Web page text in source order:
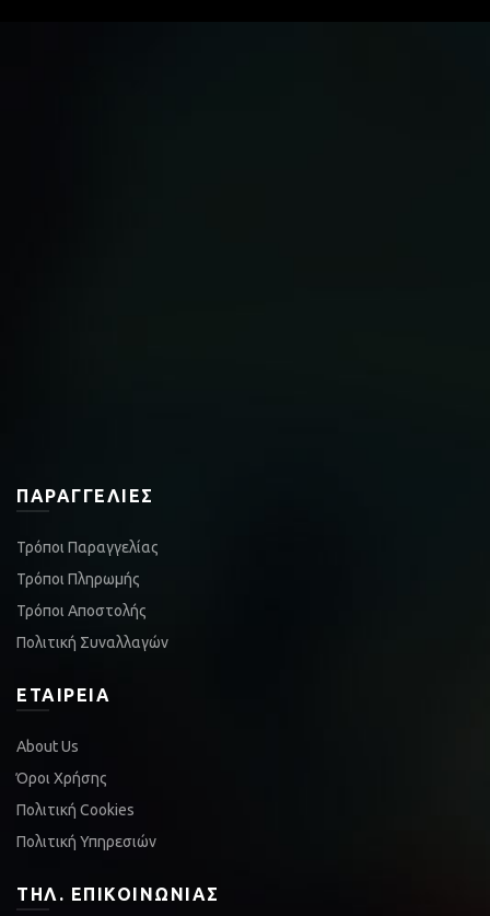
ΠΑΡΑΓΓΕΛΊΕΣ
Τρόποι Παραγγελίας
Τρόποι Πληρωμής
Τρόποι Αποστολής
Πολιτική Συναλλαγών
ΕΤΑΙΡΕΊΑ
About Us
Όροι Χρήσης
Πολιτική Cookies
Πολιτική Υπηρεσιών
ΤΗΛ. ΕΠΙΚΟΙΝΩΝΊΑΣ